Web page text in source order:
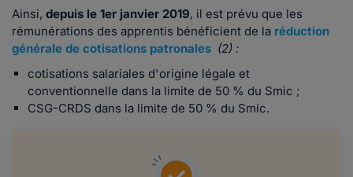
Ainsi, depuis le 1er janvier 2019, il est prévu que les
rémunérations des apprentis bénéficient de la réduction
générale de cotisations patronales (2) :
cotisations salariales d'origine légale et
conventionnelle dans la limite de 50 % du Smic ;
CSG-CRDS dans la limite de 50 % du Smic.